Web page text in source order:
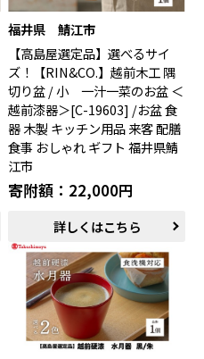
福井県 鯖江市
【高島屋選定品】選べるサイ
ズ！【RIN&CO.】越前木工 隅
切り盆 / 小 一汁一菜のお盆 ＜
越前漆器＞[C-19603] /お盆 食
器 木製 キッチン用品 来客 配膳
食事 おしゃれ ギフト 福井県鯖
江市
寄附額：22,000円
詳しくはこちら